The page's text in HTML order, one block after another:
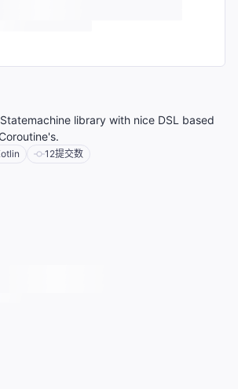
library with nice DSL based
12提交数